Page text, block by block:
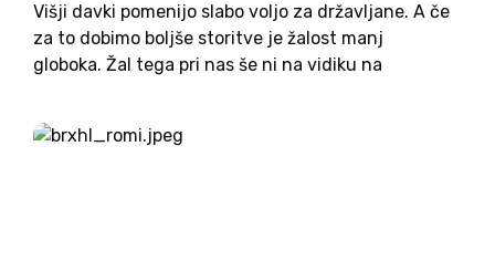
Višji davki pomenijo slabo voljo za državljane. A če
za to dobimo boljše storitve je žalost manj
globoka. Žal tega pri nas še ni na vidiku na
kmečka logika pravi: Več davkov ko plačujemo,
boljše...